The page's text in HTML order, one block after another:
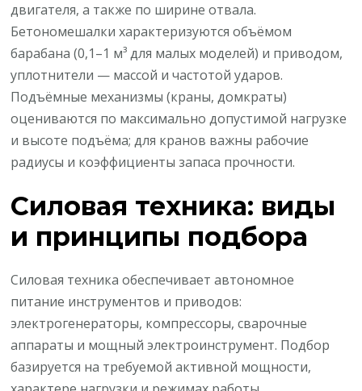
двигателя, а также по ширине отвала.
Бетономешалки характеризуются объёмом
барабана (0,1–1 м³ для малых моделей) и приводом,
уплотнители — массой и частотой ударов.
Подъёмные механизмы (краны, домкраты)
оцениваются по максимально допустимой нагрузке
и высоте подъёма; для кранов важны рабочие
радиусы и коэффициенты запаса прочности.
Силовая техника: виды
и принципы подбора
Силовая техника обеспечивает автономное
питание инструментов и приводов:
электрогенераторы, компрессоры, сварочные
аппараты и мощный электроинструмент. Подбор
базируется на требуемой активной мощности,